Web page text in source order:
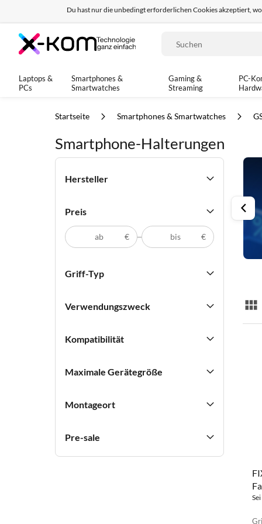
Du hast nur die unbedingt erforderlichen Cookies akzeptiert,
Seit 8 Jahren für dich da!
Laptops &
PCs
Smartphones &
Smartwatches
Gaming &
Streaming
PC-
Startseite Smartphones & Smartwatches
Smartphone-Halterungen
Hersteller
Preis
€ €
Griff-Typ
Verwendungszweck
Kompatibilität
Maximale Gerätegröße
Montageort
Pre-sale